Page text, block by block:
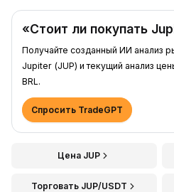
«Стоит ли покупать
Получайте созданный ИИ анализ
Jupiter (JUP) и текущий анализ
BRL.
Спросить TradeGPT
Цена JUP
Торговать JUP/USDT